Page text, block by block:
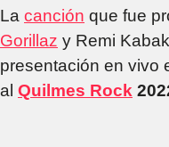
La canción que fue
Gorillaz y Remi
presentación en vivo
al Quilmes Rock